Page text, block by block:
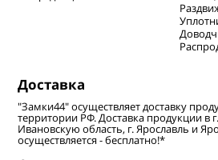
Доставка
"Замки44" осуществляет доставку
территории РФ. Доставка продукции в
Ивановскую область, г. Ярославль и
осуществляется - бесплатно!*